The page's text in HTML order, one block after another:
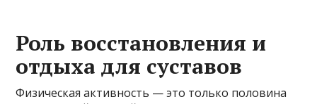
Роль восстановления и
отдыха для суставов
Физическая активность — это только половина